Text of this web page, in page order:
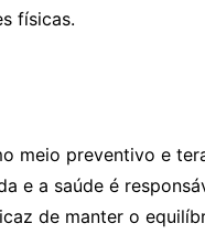
físicas.
meio preventivo e
e a saúde é
de manter o